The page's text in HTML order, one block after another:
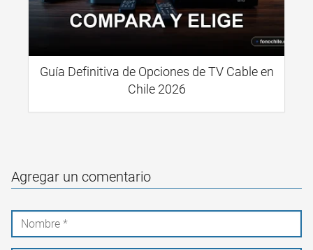
Guía Definitiva de Opciones de TV Cable en
Chile 2026
Agregar un comentario